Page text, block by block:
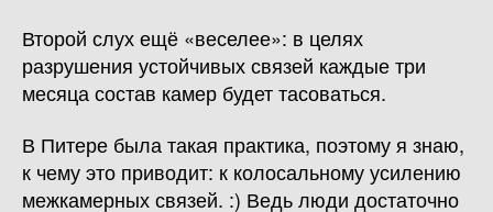
Второй слух ещё «веселее»: в целях
разрушения устойчивых связей каждые три
месяца состав камер будет тасоваться.
В Питере была такая практика, поэтому я знаю,
к чему это приводит: к колосальному усилению
межкамерных связей. :) Ведь люди достаточно